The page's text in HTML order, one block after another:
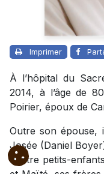
Imprimer
À l’hôpital du
2014, à l’âge de
Poirier, époux de
Outre son épouse,
Josée (Daniel
quatre petits-